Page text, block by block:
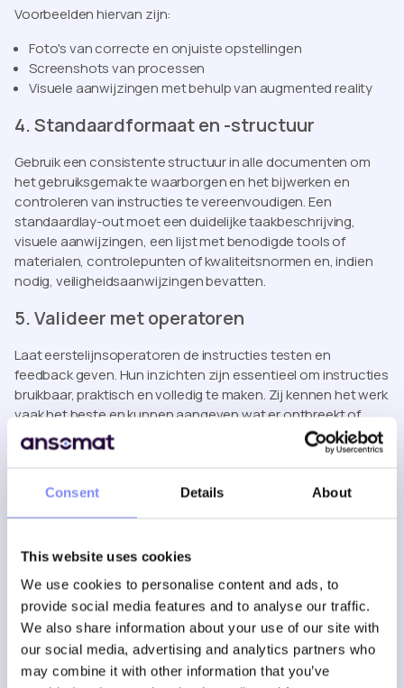
Consent Details About
This website uses cookies
We use cookies to personalise content and ads, to
provide social media features and to analyse our traffic.
We also share information about your use of our site with
our social media, advertising and analytics partners who
may combine it with other information that you’ve
Voorbeelden hiervan zijn:
Foto's van correcte en onjuiste opstellingen
Screenshots van processen
Visuele aanwijzingen met behulp van augmented reality
4. Standaardformaat en -structuur
Gebruik een consistente structuur in alle documenten om
het gebruiksgemak te waarborgen en het bijwerken en
controleren van instructies te vereenvoudigen. Een
standaardlay-out moet een duidelijke taakbeschrijving,
visuele aanwijzingen, een lijst met benodigde tools of
materialen, controlepunten of kwaliteitsnormen en, indien
nodig, veiligheidsaanwijzingen bevatten.
5. Valideer met operatoren
Laat eerstelijnsoperatoren de instructies testen en
feedback geven. Hun inzichten zijn essentieel om instructies
bruikbaar, praktisch en volledig te maken. Zij kennen het werk
vaak het beste en kunnen aangeven wat er ontbreekt of
onduidelijk is.
Waarom werkwijzen
standaardiseren?
Consistency across teams